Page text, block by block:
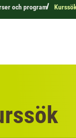
och program